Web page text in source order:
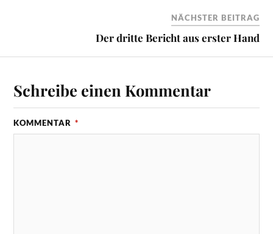
NÄCHSTER BEITRAG
Der dritte Bericht aus erster Hand
Schreibe einen Kommentar
KOMMENTAR *